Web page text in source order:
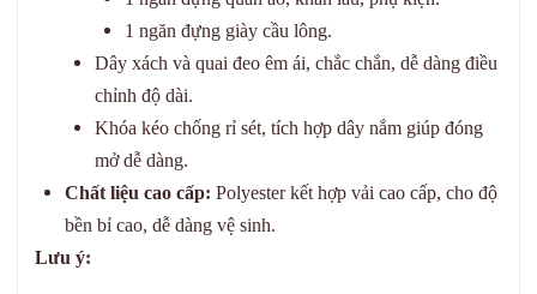
1 ngăn đựng giày cầu lông.
Dây xách và quai đeo êm ái, chắc chắn, dễ dàng điều
chỉnh độ dài.
Khóa kéo chống rỉ sét, tích hợp dây nắm giúp đóng
mở dễ dàng.
Chất liệu cao cấp: Polyester kết hợp vải cao cấp, cho độ
bền bỉ cao, dễ dàng vệ sinh.
Lưu ý: